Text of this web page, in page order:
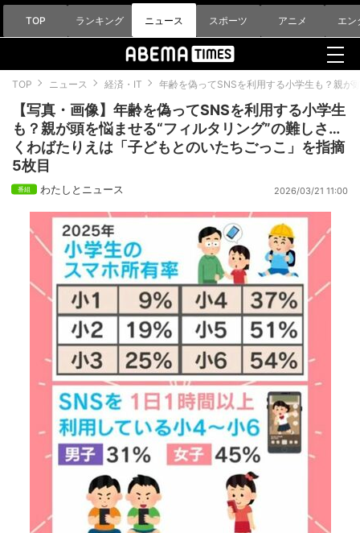
TOP ランキング ニュース スポーツ アニメ エン
TOP ニュース 経済・IT 年齢を偽ってSNSを利用する小学生も？親が
【写真・画像】年齢を偽ってSNSを利用する小学生
も？親が頭を悩ませる“フィルタリング”の難しさ…
くわばたりえは「子どもとのいたちごっこ」を指摘
5枚目
わたしとニュース 2026/03/21 11:00